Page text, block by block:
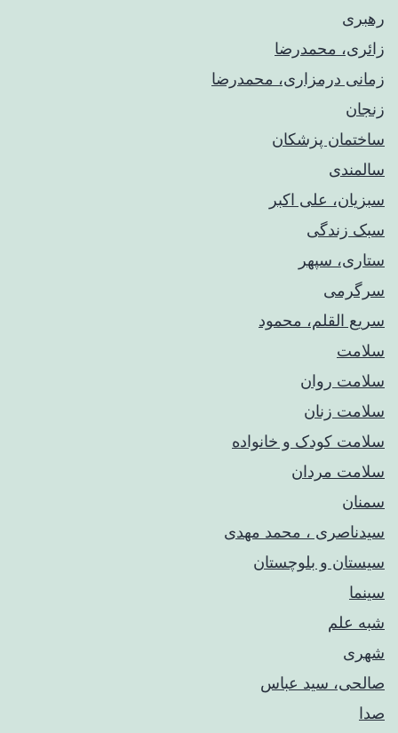
رهبری
زائری، محمدرضا
زمانی درمزاری، محمدرضا
زنجان
ساختمان پزشکان
سالمندی
سبزیان، علی اکبر
سبک زندگی
ستاری، سپهر
سرگرمی
سریع القلم، محمود
سلامت
سلامت روان
سلامت زنان
سلامت کودک‌ و خانواده
سلامت مردان
سمنان
سیدناصری ، محمد مهدی
سیستان و بلوچستان
سینما
شبه علم
شهری
صالحی، سید عباس
صدا